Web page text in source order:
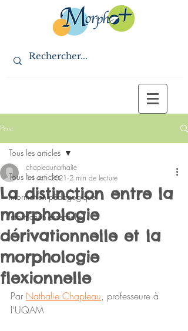
Post
Tous les articles
Information pédagogique
Information essentielle
Tous les articles
La distinction entre la
morphologie
dérivationnelle et la
morphologie
flexionnelle
chapleaunathalie
14 oct. 2021 2 min de lecture
Par Nathalie Chapleau, professeure à
l'UQAM